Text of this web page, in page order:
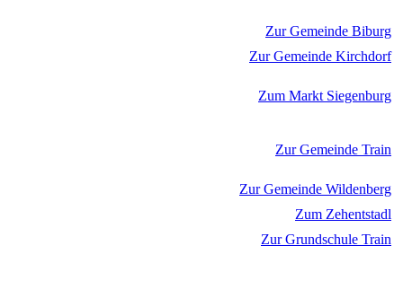
Zur Gemeinde Biburg
Zur Gemeinde Kirchdorf
Zum Markt Siegenburg
Zur Gemeinde Train
Zur Gemeinde Wildenberg
Zum Zehentstadl
Zur Grundschule Train